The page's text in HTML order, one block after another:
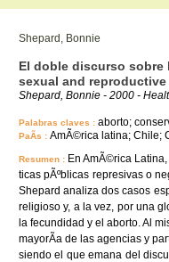
Shepard, Bonnie
El doble discurso
sexual and
Shepard, Bonnie - 2000 -
Palabras claves : aborto;
PaÃ­s : AmÃ©rica latina; Chile;
Resumen : En AmÃ©rica
ticas pÃºblicas represivas o
Shepard analiza dos casos
religioso y, a la vez, por una
la fecundidad y el aborto. Al
mayorÃ­a de las agencias y
siendo el que emana del